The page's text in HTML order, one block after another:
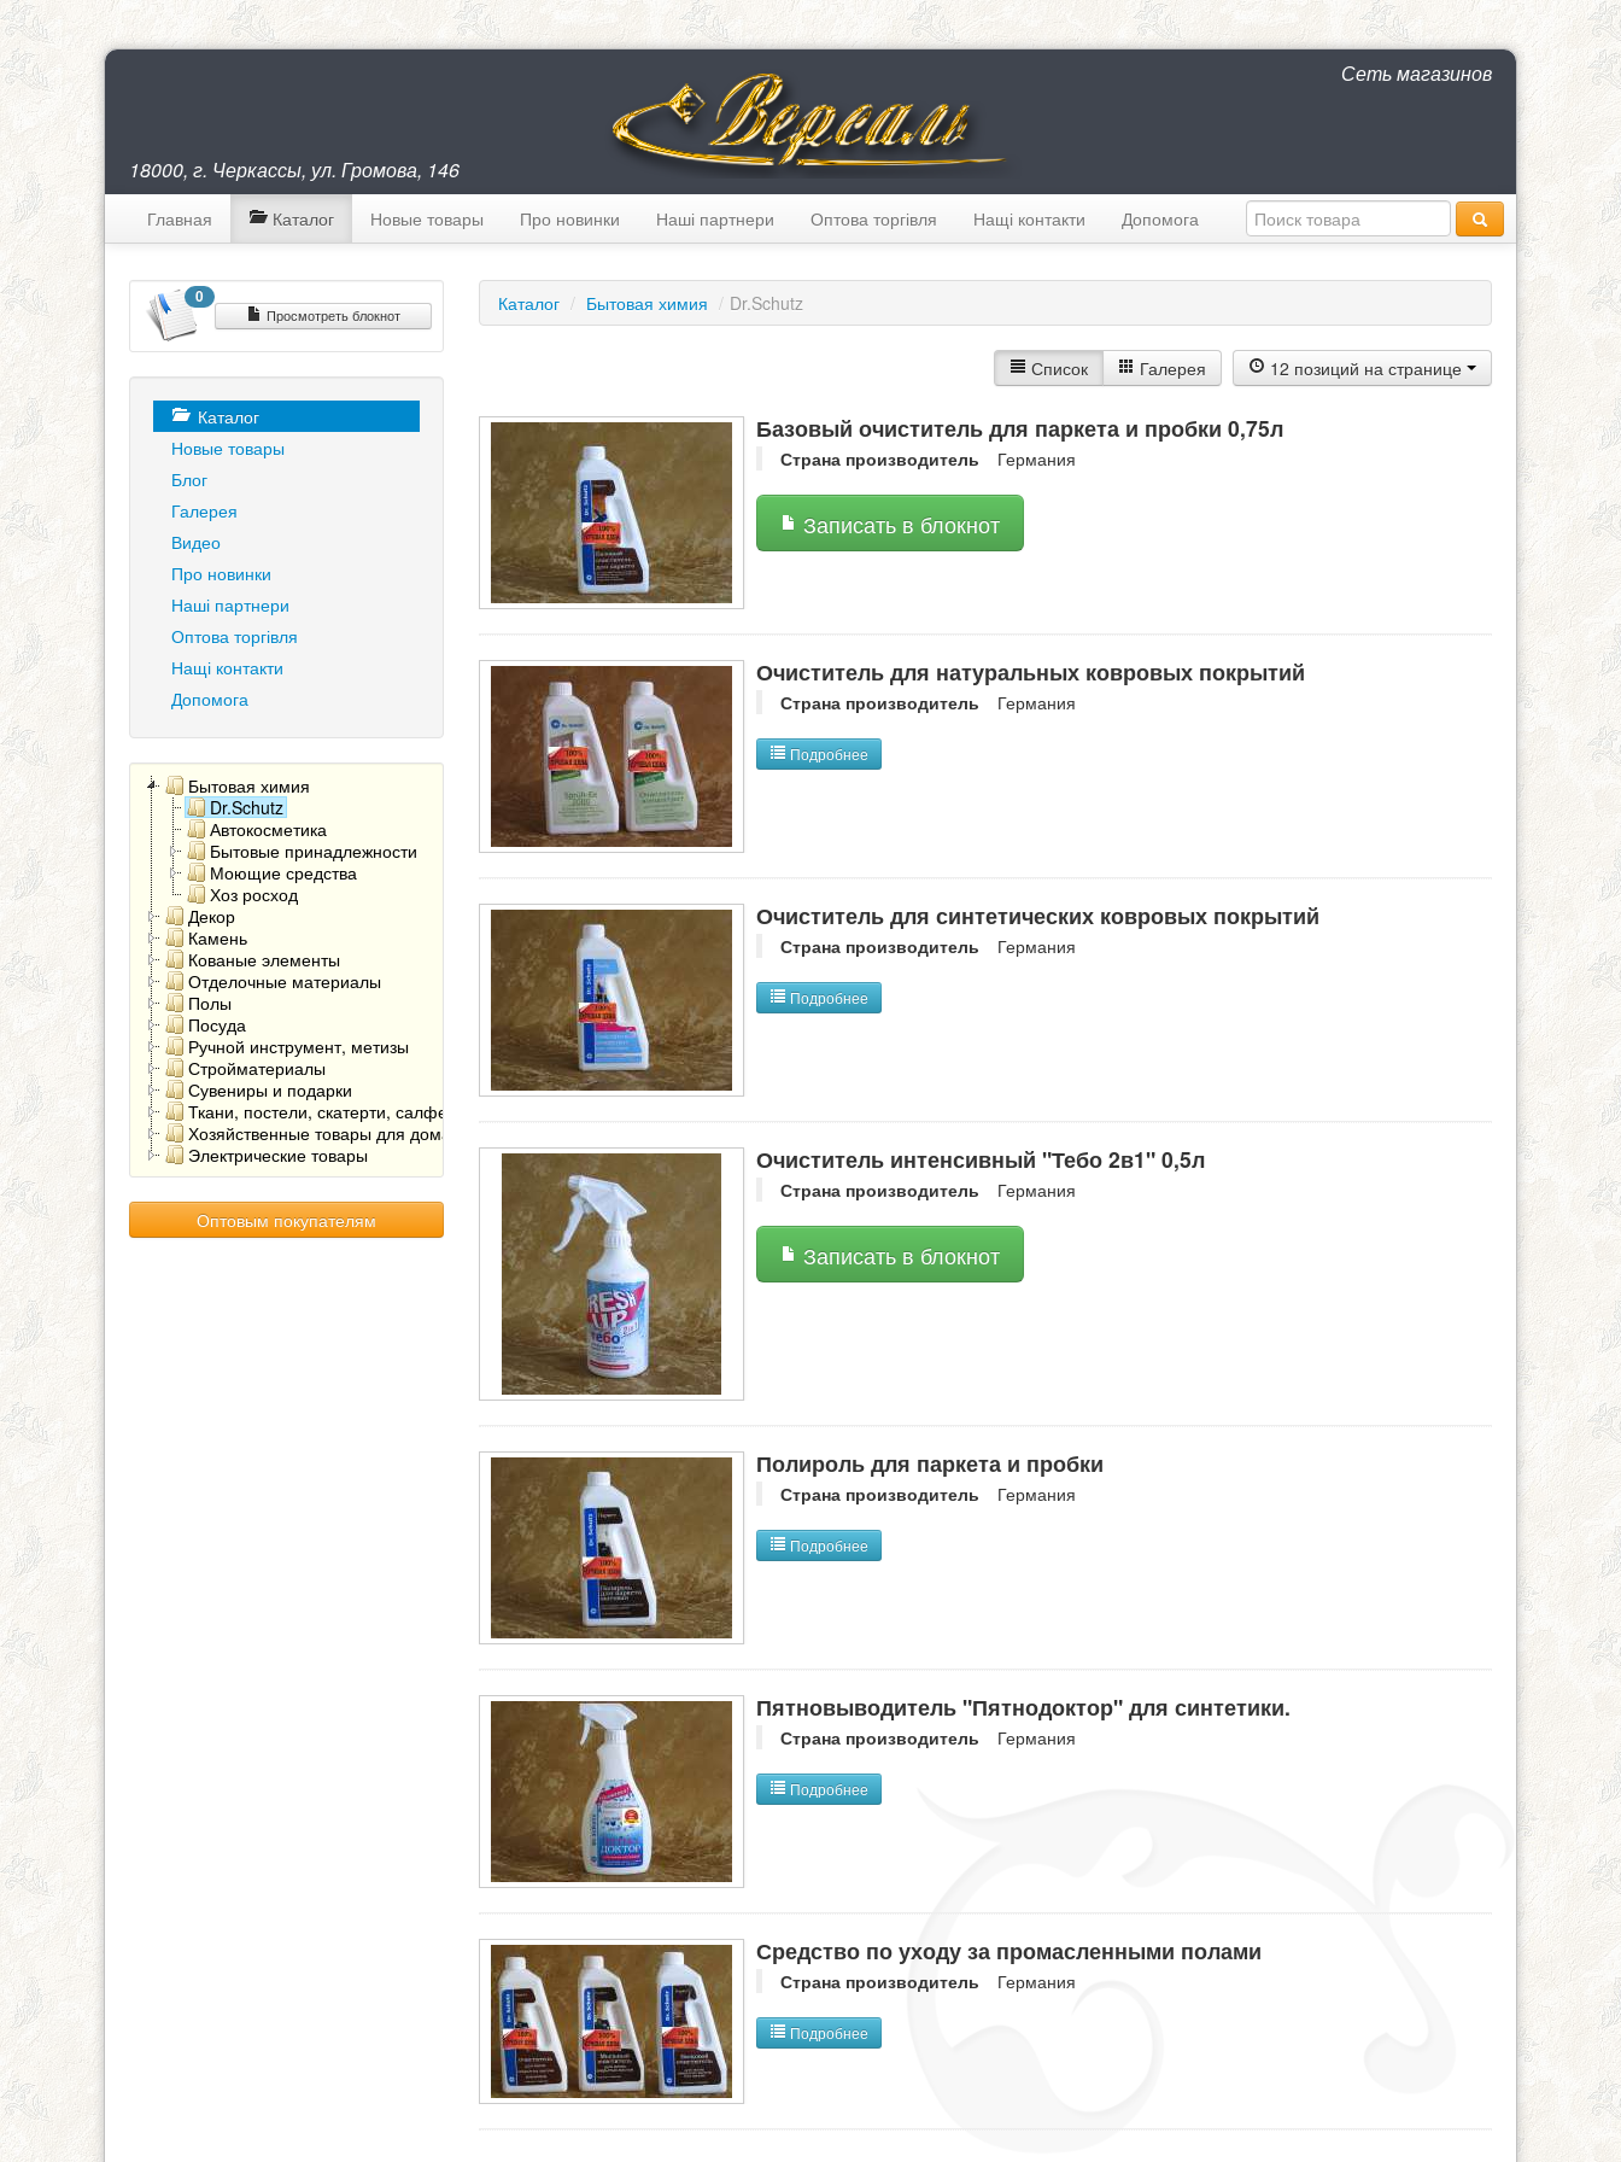
Сеть магазинов
18000, г. Черкассы, ул. Громова, 146
Главная Каталог Новые товары Про новинки Наші партнери Оптова торгівля Нащі контакти Допомога
0
Просмотреть блокнот
Каталог
Новые товары
Блог
Галерея
Видео
Про новинки
Наші партнери
Оптова торгівля
Нащі контакти
Допомога
Бытовая химия
Dr.Schutz
Автокосметика
Бытовые принадлежности
Моющие средства
Хоз росход
Декор
Камень
Кованые элементы
Отделочные материалы
Полы
Посуда
Ручной инструмент, метизы
Стройматериалы
Сувениры и подарки
Ткани, постели, скатерти, салфетки
Хозяйственные товары для дома
Электрические товары
Оптовым покупателям
Каталог / Бытовая химия / Dr.Schutz
Список Галерея 12 позиций на странице
Базовый очиститель для паркета и пробки 0,75л
Страна производитель Германия
Записать в блокнот
Очиститель для натуральных ковровых покрытий
Страна производитель Германия
Подробнее
Очиститель для синтетических ковровых покрытий
Страна производитель Германия
Подробнее
Очиститель интенсивный "Тебо 2в1" 0,5л
Страна производитель Германия
Записать в блокнот
Полироль для паркета и пробки
Страна производитель Германия
Подробнее
Пятновыводитель "Пятнодоктор" для синтетики.
Страна производитель Германия
Подробнее
Средство по уходу за промасленными полами
Страна производитель Германия
Подробнее